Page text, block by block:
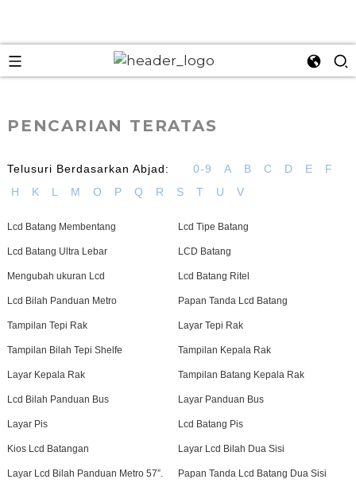
PENCARIAN TERATAS
Telusuri Berdasarkan Abjad: 0-9 A B C D E
F
H
K L M O P Q R S T U V
Lcd Batang Membentang Lcd Tipe Batang
Lcd Batang Ultra Lebar LCD Batang
Mengubah ukuran Lcd Lcd Batang Ritel
Lcd Bilah Panduan Metro Papan Tanda Lcd Batang
Tampilan Tepi Rak Layar Tepi Rak
Tampilan Bilah Tepi Shelfe Tampilan Kepala Rak
Layar Kepala Rak Tampilan Batang Kepala Rak
Lcd Bilah Panduan Bus Layar Panduan Bus
Layar Pis Lcd Batang Pis
Kios Lcd Batangan Layar Lcd Bilah Dua Sisi
Layar Lcd Bilah Panduan Metro 57”. Papan Tanda Lcd Batang Dua Sisi